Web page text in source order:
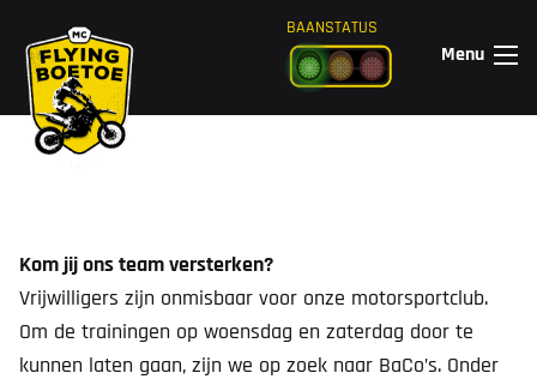
BAANSTATUS
Menu
Kom jij ons team versterken?
Vrijwilligers zijn onmisbaar voor onze motorsportclub.
Om de trainingen op woensdag en zaterdag door te
kunnen laten gaan, zijn we op zoek naar BaCo’s. Onder